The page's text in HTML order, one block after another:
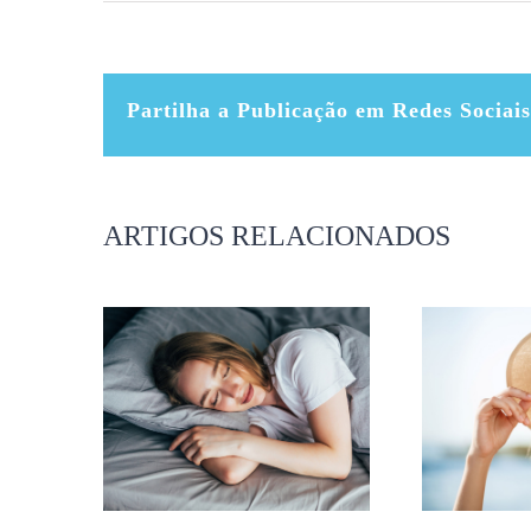
Partilha a Publicação em Redes
ARTIGOS RELACIONADOS